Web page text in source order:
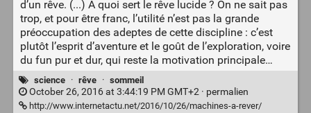
d’un rêve. (...) A quoi sert le rêve lucide ? On ne sait pas
trop, et pour être franc, l’utilité n’est pas la grande
préoccupation des adeptes de cette discipline : c’est
plutôt l’esprit d’aventure et le goût de l’exploration, voire
du fun pur et dur, qui reste la motivation principale…
science · rêve · sommeil
October 26, 2016 at 3:44:19 PM GMT+2 · permalien
http://www.internetactu.net/2016/10/26/machines-a-rever/